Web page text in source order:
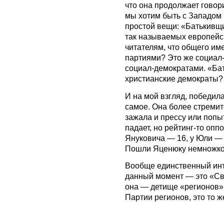
что она продолжает
мы хотим быть с Западом
простой вещи:
так называемых
читателям, что общего
партиями? Это же
социал-демократами.
христианские
И на мой взгляд,
самое. Она более
зажала и прессу или
падает, но рейтинг-то
Януковича — 16, у Юли —
Пошли Яценюку
Вообще единственный
данный момент — это
она — детище
Партии регионов, это то